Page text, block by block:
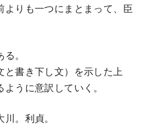
よりも一つにまとまって、臣
。
書き下し文）を示した上
うに意訳していく。
。利貞。